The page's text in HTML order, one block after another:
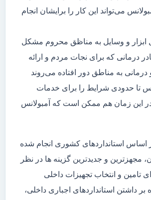
می‌تواند این کار را برایشان انجام
ابزار و وسایل به مناظق محروم مشکل
درمانی که برای نجات مردم و ارائه
به مناطق دور افتاده می‌روند
تا حدودی شرایط را برای خدمات
در این زمان هم ممکن است که آمبولانس
اساس استانداردهای کشوری انجام شده
مجهزترین و جدیدترین گزینه ها در نظر
تامین و انتخاب تجهیزات داخلی
بر داشتن استانداردهای اجباری داخلی،